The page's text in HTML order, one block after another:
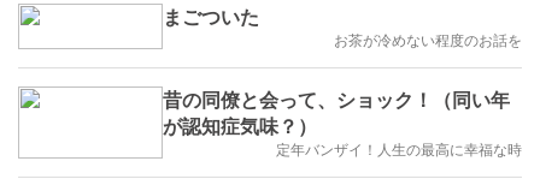
まごついた
お茶が冷めない程度のお話を
昔の同僚と会って、ショック！（同い年
が認知症気味？）
定年バンザイ！人生の最高に幸福な時